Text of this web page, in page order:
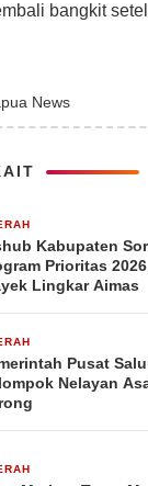
bangkit
News
Kabupaten
Prioritas
Lingkar Aimas
Pusat
Nelayan